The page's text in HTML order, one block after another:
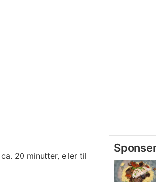
20 minutter, eller til